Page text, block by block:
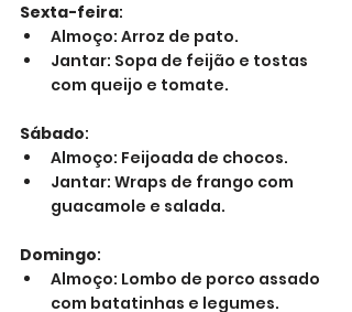
Sexta-feira:
Almoço: Arroz de pato.
Jantar: Sopa de feijão e tostas
com queijo e tomate.
Sábado:
Almoço: Feijoada de chocos.
Jantar: Wraps de frango com
guacamole e salada.
Domingo:
Almoço: Lombo de porco assado
com batatinhas e legumes.